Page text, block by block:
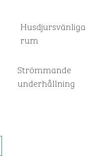
Husdjursvänliga
rum
Strömmande
underhållning